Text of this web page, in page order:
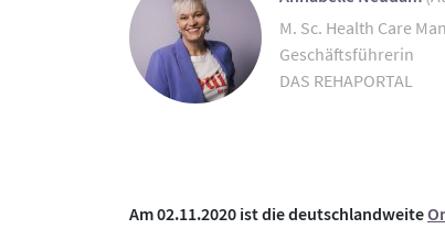
M. Sc. Health Care
Geschäftsführerin
DAS REHAPORTAL
Am 02.11.2020 ist die deutschlandweite